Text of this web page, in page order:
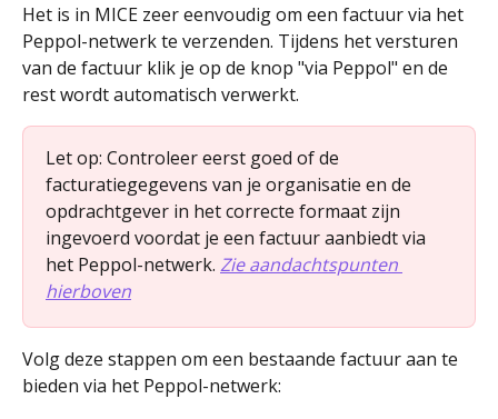
Het is in MICE zeer eenvoudig om een factuur via het
Peppol-netwerk te verzenden. Tijdens het versturen
van de factuur klik je op de knop "via Peppol" en de
rest wordt automatisch verwerkt.
Let op: Controleer eerst goed of de
facturatiegegevens van je organisatie en de
opdrachtgever in het correcte formaat zijn
ingevoerd voordat je een factuur aanbiedt via
het Peppol-netwerk. Zie aandachtspunten
hierboven
Volg deze stappen om een bestaande factuur aan te
bieden via het Peppol-netwerk: